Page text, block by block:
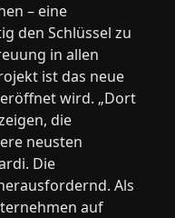
– eine
den Schlüssel zu
in allen
ist das neue
eröffnet wird. „Dort
die
neusten
Die
Als
auf